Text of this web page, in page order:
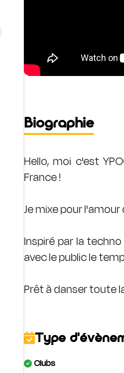
Biographie
Hello, moi c'est
France !
Je mixe pour
Inspiré par la
avec le public le
Type
Clubs